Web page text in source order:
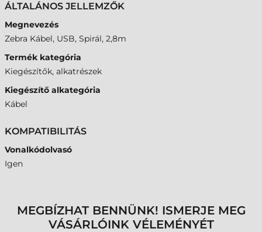
ÁLTALÁNOS JELLEMZŐK
Megnevezés
Zebra Kábel, USB, Spirál, 2,8m
Termék kategória
Kiegészítők, alkatrészek
Kiegészítő alkategória
Kábel
KOMPATIBILITÁS
Vonalkódolvasó
Igen
MEGBÍZHAT BENNÜNK! ISMERJE MEG
VÁSÁRLÓINK VÉLEMÉNYÉT